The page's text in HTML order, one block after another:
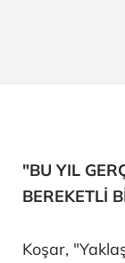
"BU YIL
BEREKETLİ
Koşar,